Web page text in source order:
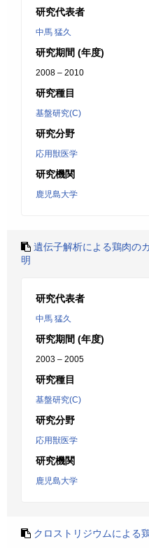
研究代表者
中馬 猛久
研究期間 (年度)
2008 – 2010
研究種目
基盤研究(C)
研究分野
応用獣医学
研究機関
鹿児島大学
遺伝子解析による鶏肉の
明
研究代表者
中馬 猛久
研究期間 (年度)
2003 – 2005
研究種目
基盤研究(C)
研究分野
応用獣医学
研究機関
鹿児島大学
クロストリジウムによる